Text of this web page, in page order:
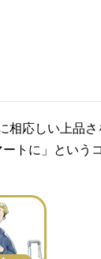
応しい上品
トに」とい